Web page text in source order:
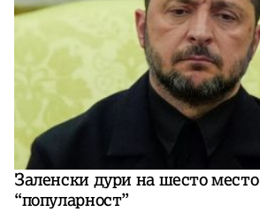
Заленски дури на шесто место по
“популарност”